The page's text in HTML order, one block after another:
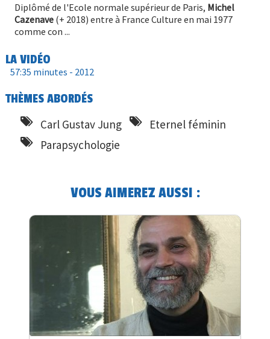
Diplômé de l'Ecole normale supérieur de Paris, Michel
Cazenave (+ 2018) entre à France Culture en mai 1977
comme con ...
LA VIDÉO
57:35 minutes - 2012
THÈMES ABORDÉS
Carl Gustav Jung
Eternel féminin
Parapsychologie
VOUS AIMEREZ AUSSI :